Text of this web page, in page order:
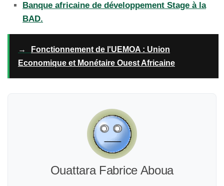
Banque africaine de développement Stage à la
BAD.
→
Fonctionnement de l'UEMOA : Union
Economique et Monétaire Ouest Africaine
Ouattara Fabrice Aboua